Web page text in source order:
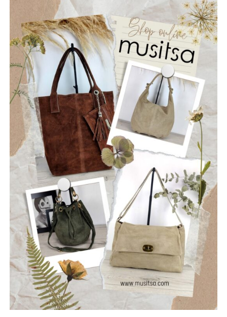
Παράλληλα, εκφράζουμε την αμέριστη συμπαράστασή μας
στους κατοίκους του όμορου Δήμου Δωρίδας, που
δοκιμάστηκαν από τις καταστροφικές πυρκαγιές. Οι
πληγές που αφήνει πίσω της η φωτιά δεν γνωρίζουν
διοικητικά όρια. Είναι πληγές που αφορούν ολόκληρη τη
Στερεά Ελλάδα και απαιτούν αλληλεγγύη, συντονισμό και
κοινή προσπάθεια.
Η Ναυπακτία αξίζει να είναι έτοιμη πριν από την επόμενη
κρίση. Η πρόληψη δεν είναι κόστος. Είναι η μεγαλύτερη
επένδυση στην ανθρώπινη ζωή, στο φυσικό περιβάλλον,
στην τοπική οικονομία και στο μέλλον του τόπου μας.
Ανδρέας Χ. Κωνσταντόπουλος
Επικεφαλής της παράταξης “Αλλάζουμε Πλεύση”